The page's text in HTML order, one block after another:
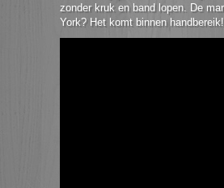
zonder kruk en band lopen. De
York? Het komt binnen handbereik!